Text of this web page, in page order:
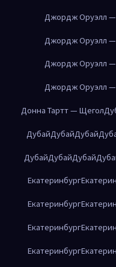
Джордж Оруэлл —
Джордж Оруэлл —
Джордж Оруэлл —
Джордж Оруэлл —
Донна Тартт — Щегол
ДубайДубайДубай
ДубайДубайДубай
Екатеринбург
Екатеринбург
Екатеринбург
Екатеринбург